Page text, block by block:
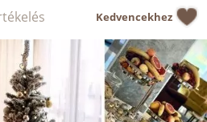
Kedvencekhez